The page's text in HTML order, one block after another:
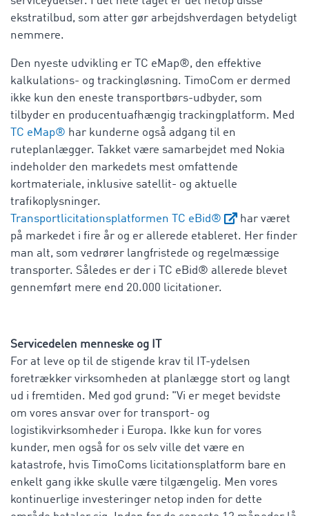
ekstratilbud, som atter gør arbejdshverdagen betydeligt
nemmere.
Den nyeste udvikling er TC eMap®, den effektive
kalkulations- og trackingløsning. TimoCom er dermed
ikke kun den eneste transportbørs-udbyder, som
tilbyder en producentuafhængig trackingplatform. Med
TC eMap® har kunderne også adgang til en
ruteplanlægger. Takket være samarbejdet med Nokia
indeholder den markedets mest omfattende
kortmateriale, inklusive satellit- og aktuelle
trafikoplysninger.
Transportlicitationsplatformen TC eBid®
har været
på markedet i fire år og er allerede etableret. Her finder
man alt, som vedrører langfristede og regelmæssige
transporter. Således er der i TC eBid® allerede blevet
gennemført mere end 20.000 licitationer.
Servicedelen menneske og IT
For at leve op til de stigende krav til IT-ydelsen
foretrækker virksomheden at planlægge stort og langt
ud i fremtiden. Med god grund: "Vi er meget bevidste
om vores ansvar over for transport- og
logistikvirksomheder i Europa. Ikke kun for vores
kunder, men også for os selv ville det være en
katastrofe, hvis TimoComs licitationsplatform bare en
enkelt gang ikke skulle være tilgængelig. Men vores
kontinuerlige investeringer netop inden for dette